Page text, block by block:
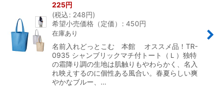
225円
(税込: 248円)
希望小売価格（定価）
: 450円
在庫あり
名前入れどっとこむ 本館 オススメ品！TR-
0935 シャンブリックマチ付トート（Ｌ）独特
の霜降り調の生地は肌触りもやわらかく、名入
れ映えするのに個性ある風合い。春夏らしい爽
やかなブルー、…